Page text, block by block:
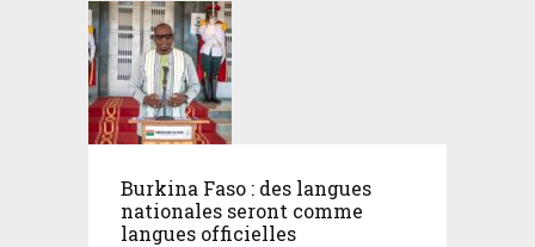
Burkina Faso : des langues
nationales seront comme
langues officielles